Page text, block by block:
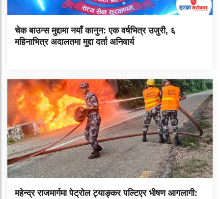
चेक बाउन्स मुद्दामा नयाँ कानुन: एक वर्षभित्र उजुरी, ६
महिनाभित्र अदालतमा मुद्दा दर्ता अनिवार्य
महेन्द्र राजमार्गमा पेट्रोल ट्याङ्कर पल्टिएर भीषण आगलागी: